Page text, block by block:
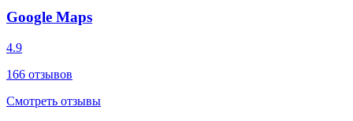
Google Maps
4.9
166 отзывов
Смотреть отзывы